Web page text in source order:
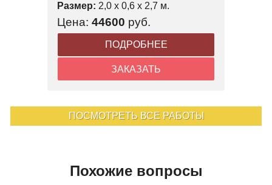
Размер: 2,0 x 0,6 x 2,7 м.
Цена: 44600 руб.
ПОДРОБНЕЕ
ЗАКАЗАТЬ
ПОСМОТРЕТЬ ВСЕ РАБОТЫ
Похожие вопросы